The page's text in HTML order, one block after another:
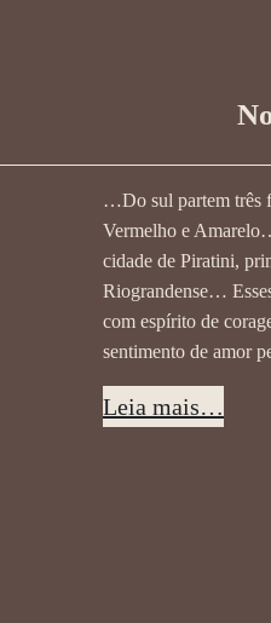
…Do sul partem três
Vermelho e
cidade de Piratini,
Riograndense…
com espírito de
sentimento de amor
Leia mais…